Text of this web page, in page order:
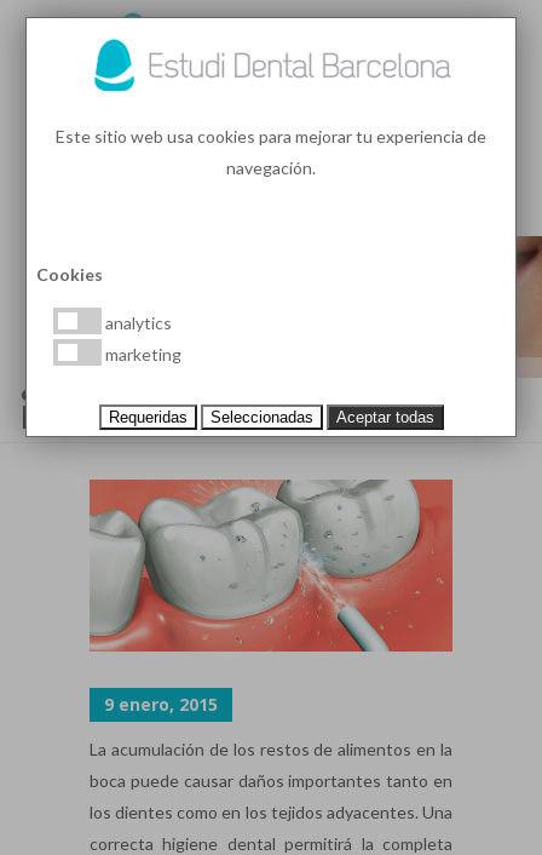
¿CÓMO SE UTILIZA UN
IRRIGADOR BUCAL?
9 enero, 2015
La acumulación de los restos de alimentos en la
boca puede causar daños importantes tanto en
los dientes como en los tejidos adyacentes. Una
correcta higiene dental permitirá la completa
Este sitio web usa cookies para mejorar tu experiencia de
navegación.
Cookies
analytics
marketing
Requeridas Seleccionadas Aceptar todas